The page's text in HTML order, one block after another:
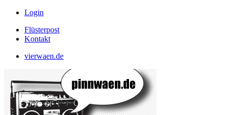
Login
Flüsterpost
Kontakt
vierwaen.de